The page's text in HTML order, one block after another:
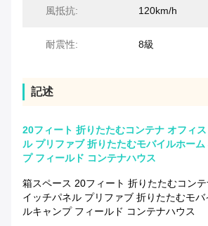
風抵抗: 120km/h
耐震性: 8級
記述
20フィート 折りたたむコンテナ オフィ
ル プリファブ 折りたたむモバイルホー
プ フィールド コンテナハウス
箱スペース 20フィート 折りたたむコン
イッチパネル プリファブ 折りたたむモ
ルキャンプ フィールド コンテナハウス